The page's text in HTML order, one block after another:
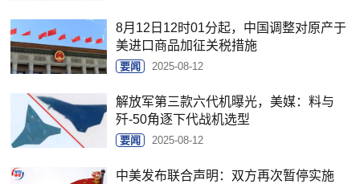
8月12日12时01分起，中国调整对原产于
美进口商品加征关税措施
要闻 2025-08-12
解放军第三款六代机曝光，美媒：料与
歼-50角逐下代战机选型
要闻 2025-08-12
中美发布联合声明：双方再次暂停实施